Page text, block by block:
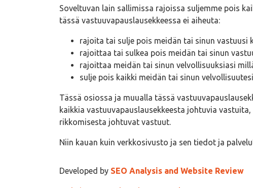
Soveltuvan lain sallimissa rajoissa suljemme pois
tässä vastuuvapauslausekkeessa ei aiheuta:
rajoita tai sulje pois meidän tai sinun vastuusi
rajoittaa tai sulkea pois meidän tai sinun
rajoittaa meidän tai sinun velvollisuuksiasi
sulje pois kaikki meidän tai sinun
Tässä osiossa ja muualla tässä
kaikkia vastuuvapauslausekkeesta johtuvia
rikkomisesta johtuvat vastuut.
Niin kauan kuin verkkosivusto ja sen tiedot ja
Developed by SEO Analysis and Website Review